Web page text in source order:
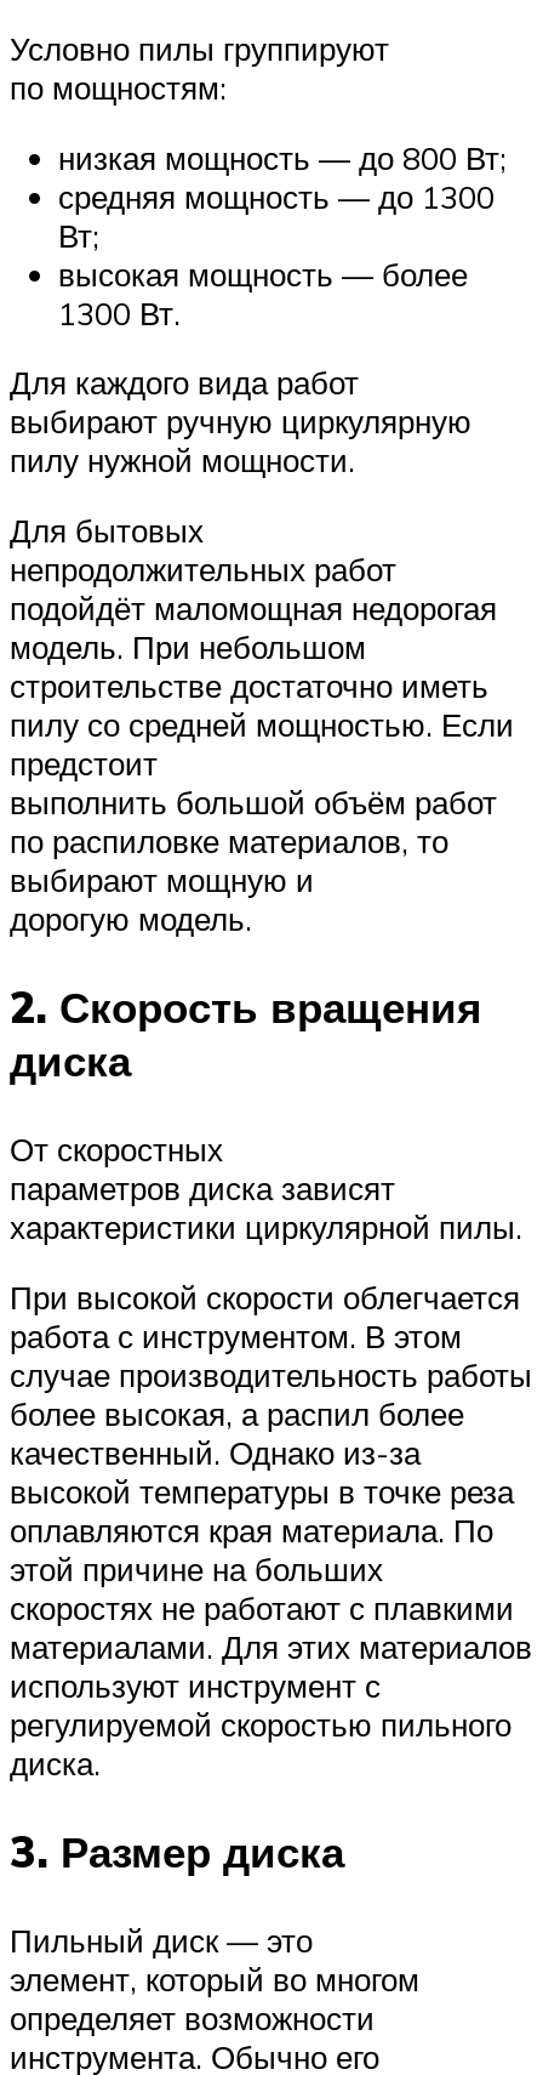
Условно пилы группируют
по мощностям:
низкая мощность — до 800 Вт;
средняя мощность — до 1300
Вт;
высокая мощность — более
1300 Вт.
Для каждого вида работ
выбирают ручную циркулярную
пилу нужной мощности.
Для бытовых
непродолжительных работ
подойдёт маломощная недорогая
модель. При небольшом
строительстве достаточно иметь
пилу со средней мощностью. Если
предстоит
выполнить большой объём работ
по распиловке материалов, то
выбирают мощную и
дорогую модель.
2. Скорость вращения
диска
От скоростных
параметров диска зависят
характеристики циркулярной пилы.
При высокой скорости облегчается
работа с инструментом. В этом
случае производительность работы
более высокая, а распил более
качественный. Однако из-за
высокой температуры в точке реза
оплавляются края материала. По
этой причине на больших
скоростях не работают с плавкими
материалами. Для этих материалов
используют инструмент с
регулируемой скоростью пильного
диска.
3. Размер диска
Пильный диск — это
элемент, который во многом
определяет возможности
инструмента. Обычно его